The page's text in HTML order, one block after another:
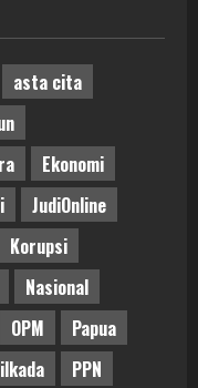
asta cita
Ekonomi
JudiOnline
Korupsi
Nasional
OPM
Papua
PPN